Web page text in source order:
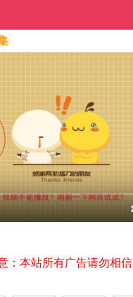
：本站所有广告请勿相信